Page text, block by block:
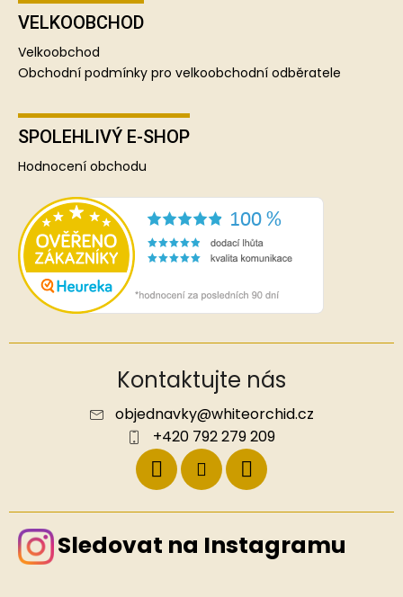
VELKOOBCHOD
Velkoobchod
Obchodní podmínky pro velkoobchodní odběratele
SPOLEHLIVÝ E-SHOP
Hodnocení obchodu
Kontaktujte nás
objednavky@whiteorchid.cz
+420 792 279 209
Sledovat na Instagramu